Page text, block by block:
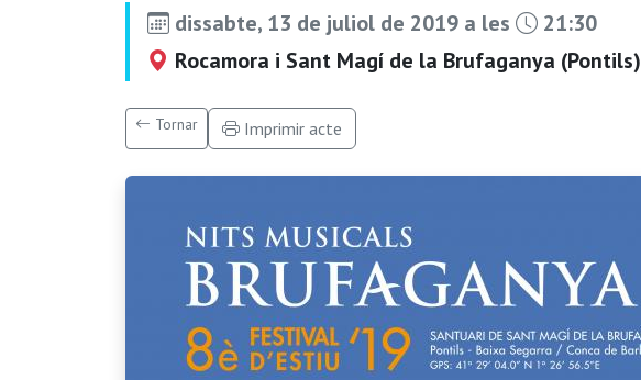
dissabte, 13 de juliol de 2019 a les
21:30
Rocamora i Sant Magí de la Brufaganya (Pontils)
Tornar Imprimir acte